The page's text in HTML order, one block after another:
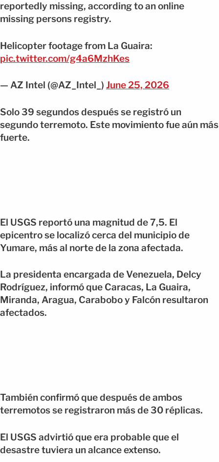
reportedly missing, according to an online
missing persons registry.
Helicopter footage from La Guaira:
pic.twitter.com/g4a6MzhKes
— AZ Intel (@AZ_Intel_) June 25, 2026
Solo 39 segundos después se registró un
segundo terremoto. Este movimiento fue aún más
fuerte.
El USGS reportó una magnitud de 7,5. El
epicentro se localizó cerca del municipio de
Yumare, más al norte de la zona afectada.
La presidenta encargada de Venezuela, Delcy
Rodríguez, informó que Caracas, La Guaira,
Miranda, Aragua, Carabobo y Falcón resultaron
afectados.
También confirmó que después de ambos
terremotos se registraron más de 30 réplicas.
El USGS advirtió que era probable que el
desastre tuviera un alcance extenso.